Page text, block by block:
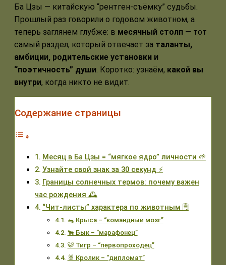
Ба Цзы — китайскую “рентген-съёмку” судьбы.
Прошлый раз говорили о годовом животном, а
теперь заглянем глубже: в месячный столп — тот
самый раздел, который отвечает за таланты,
амбиции, родительские установки и
“поэтичность” души. Коротко: узнаём, какой вы
внутри, когда никто не видит.
Содержание страницы
Месяц в Ба Цзы = “мягкое ядро” личности 🌱
Узнайте свой знак за 30 секунд ⚡️
Границы солнечных термов: почему важен
час рождения 🕰️
“Чит-листы” характера по животным 🗒️
🐀 Крыса – “командный мозг”
🐂 Бык – “марафонец”
🐯 Тигр – “первопроходец”
🐰 Кролик – “дипломат”